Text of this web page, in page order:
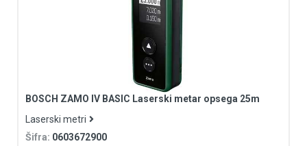
BOSCH ZAMO IV BASIC Laserski metar opsega 25m
Laserski metri
Šifra: 0603672900